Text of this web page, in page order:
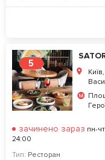
5
зачинено зараз пн-
24:00
Тип: Ресторан